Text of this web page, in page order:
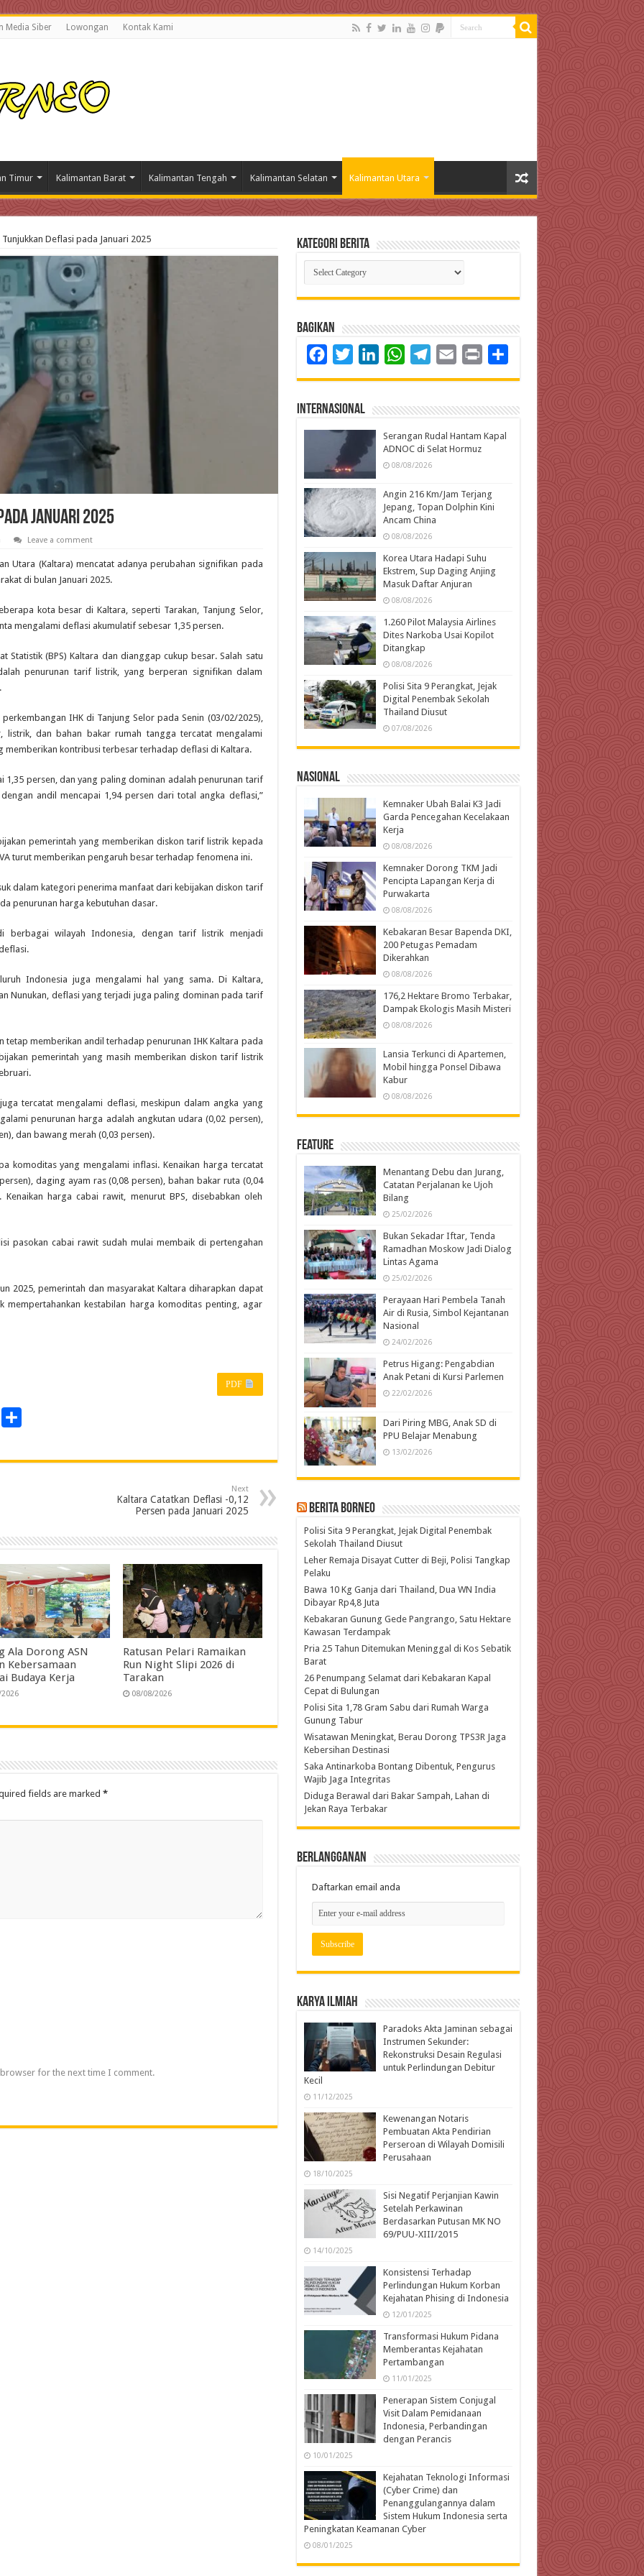
Media Siber Lowongan Kontak Kami
Timur Kalimantan Barat Kalimantan Tengah Kalimantan Selatan Kalimantan Utara
Tunjukkan Deflasi pada Januari 2025
Januari 2025
Leave a comment
Utara (Kaltara) mencatat adanya perubahan signifikan pada
di bulan Januari 2025.
kota besar di Kaltara, seperti Tarakan, Tanjung Selor,
mengalami deflasi akumulatif sebesar 1,35 persen.
Statistik (BPS) Kaltara dan dianggap cukup besar. Salah satu
penurunan tarif listrik, yang berperan signifikan dalam
perkembangan IHK di Tanjung Selor pada Senin (03/02/2025),
listrik, dan bahan bakar rumah tangga tercatat mengalami
memberikan kontribusi terbesar terhadap deflasi di Kaltara.
1,35 persen, dan yang paling dominan adalah penurunan tarif
andil mencapai 1,94 persen dari total angka deflasi,”
pemerintah yang memberikan diskon tarif listrik kepada
turut memberikan pengaruh besar terhadap fenomena ini.
dalam kategori penerima manfaat dari kebijakan diskon tarif
penurunan harga kebutuhan dasar.
berbagai wilayah Indonesia, dengan tarif listrik menjadi
Indonesia juga mengalami hal yang sama. Di Kaltara,
Nunukan, deflasi yang terjadi juga paling dominan pada tarif
tetap memberikan andil terhadap penurunan IHK Kaltara pada
pemerintah yang masih memberikan diskon tarif listrik
tercatat mengalami deflasi, meskipun dalam angka yang
penurunan harga adalah angkutan udara (0,02 persen),
dan bawang merah (0,03 persen).
komoditas yang mengalami inflasi. Kenaikan harga tercatat
daging ayam ras (0,08 persen), bahan bakar ruta (0,04
harga cabai rawit, menurut BPS, disebabkan oleh
pasokan cabai rawit sudah mulai membaik di pertengahan
2025, pemerintah dan masyarakat Kaltara diharapkan dapat
mempertahankan kestabilan harga komoditas penting, agar
PDF
a
Next
Kaltara Catatkan Deflasi -0,12
Persen pada Januari 2025
Ala Dorong ASN
Kebersamaan
Budaya Kerja
Ratusan Pelari Ramaikan
Run Night Slipi 2026 di
Tarakan
08/08/2026
fields are marked *
for the next time I comment.
Kategori Berita
Kategori
Berita
Bagikan
FacebookTwitterLinkedInWhatsAppTelegram
Email Print
Internasional
Serangan Rudal Hantam Kapal
ADNOC di Selat Hormuz
08/08/2026
Angin 216 Km/Jam Terjang
Jepang, Topan Dolphin Kini
Ancam China
08/08/2026
Korea Utara Hadapi Suhu
Ekstrem, Sup Daging Anjing
Masuk Daftar Anjuran
08/08/2026
1.260 Pilot Malaysia Airlines
Dites Narkoba Usai Kopilot
Ditangkap
08/08/2026
Polisi Sita 9 Perangkat, Jejak
Digital Penembak Sekolah
Thailand Diusut
07/08/2026
Nasional
Kemnaker Ubah Balai K3 Jadi
Garda Pencegahan Kecelakaan
Kerja
08/08/2026
Kemnaker Dorong TKM Jadi
Pencipta Lapangan Kerja di
Purwakarta
08/08/2026
Kebakaran Besar Bapenda DKI,
200 Petugas Pemadam
Dikerahkan
08/08/2026
176,2 Hektare Bromo Terbakar,
Dampak Ekologis Masih Misteri
08/08/2026
Lansia Terkunci di Apartemen,
Mobil hingga Ponsel Dibawa
Kabur
08/08/2026
Feature
Menantang Debu dan Jurang,
Catatan Perjalanan ke Ujoh
Bilang
25/02/2026
Bukan Sekadar Iftar, Tenda
Ramadhan Moskow Jadi Dialog
Lintas Agama
25/02/2026
Perayaan Hari Pembela Tanah
Air di Rusia, Simbol Kejantanan
Nasional
24/02/2026
Petrus Higang: Pengabdian
Anak Petani di Kursi Parlemen
22/02/2026
Dari Piring MBG, Anak SD di
PPU Belajar Menabung
13/02/2026
Berita Borneo
Polisi Sita 9 Perangkat, Jejak Digital Penembak
Sekolah Thailand Diusut
Leher Remaja Disayat Cutter di Beji, Polisi Tangkap
Pelaku
Bawa 10 Kg Ganja dari Thailand, Dua WN India
Dibayar Rp4,8 Juta
Kebakaran Gunung Gede Pangrango, Satu Hektare
Kawasan Terdampak
Pria 25 Tahun Ditemukan Meninggal di Kos Sebatik
Barat
26 Penumpang Selamat dari Kebakaran Kapal
Cepat di Bulungan
Polisi Sita 1,78 Gram Sabu dari Rumah Warga
Gunung Tabur
Wisatawan Meningkat, Berau Dorong TPS3R Jaga
Kebersihan Destinasi
Saka Antinarkoba Bontang Dibentuk, Pengurus
Wajib Jaga Integritas
Diduga Berawal dari Bakar Sampah, Lahan di
Jekan Raya Terbakar
Berlangganan
Daftarkan email anda
Karya Ilmiah
Paradoks Akta Jaminan sebagai
Instrumen Sekunder:
Rekonstruksi Desain Regulasi
untuk Perlindungan Debitur
Kecil
11/12/2025
Kewenangan Notaris
Pembuatan Akta Pendirian
Perseroan di Wilayah Domisili
Perusahaan
18/10/2025
Sisi Negatif Perjanjian Kawin
Setelah Perkawinan
Berdasarkan Putusan MK NO
69/PUU-XIII/2015
14/10/2025
Konsistensi Terhadap
Perlindungan Hukum Korban
Kejahatan Phising di Indonesia
12/01/2025
Transformasi Hukum Pidana
Memberantas Kejahatan
Pertambangan
11/01/2025
Penerapan Sistem Conjugal
Visit Dalam Pemidanaan
Indonesia, Perbandingan
dengan Perancis
10/01/2025
Kejahatan Teknologi Informasi
(Cyber Crime) dan
Penanggulangannya dalam
Sistem Hukum Indonesia serta
Peningkatan Keamanan Cyber
08/01/2025